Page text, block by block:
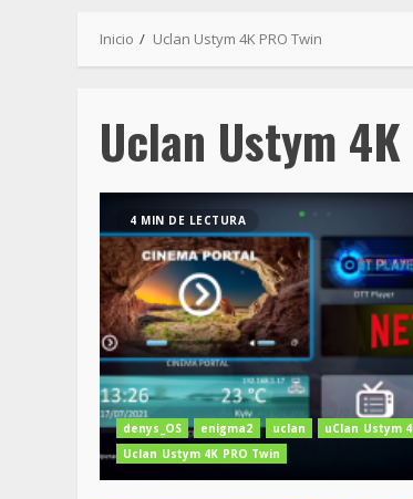
Inicio Uclan Ustym 4K PRO Twin
Uclan Ustym 4K
4 MIN DE LECTURA
denys_OS enigma2 uclan
uClan Ustym
Uclan Ustym 4K PRO Twin